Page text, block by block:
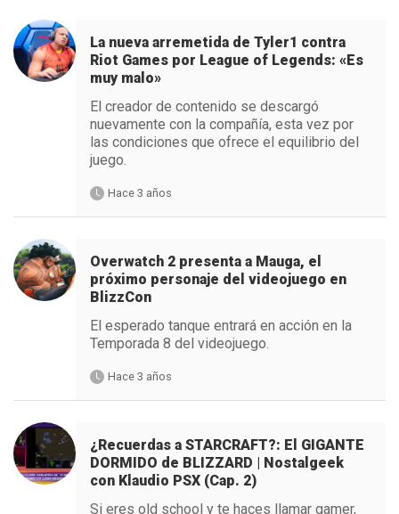
La nueva arremetida de Tyler1 contra
Riot Games por League of Legends: «Es
muy malo»
El creador de contenido se descargó
nuevamente con la compañía, esta vez por
las condiciones que ofrece el equilibrio del
juego.
Hace 3 años
Overwatch 2 presenta a Mauga, el
próximo personaje del videojuego en
BlizzCon
El esperado tanque entrará en acción en la
Temporada 8 del videojuego.
Hace 3 años
¿Recuerdas a STARCRAFT?: El GIGANTE
DORMIDO de BLIZZARD | Nostalgeek
con Klaudio PSX (Cap. 2)
Si eres old school y te haces llamar gamer,